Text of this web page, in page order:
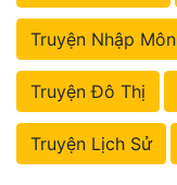
Truyện Nhập Môn
Truyện Đô Thị
Truyện Lịch Sử